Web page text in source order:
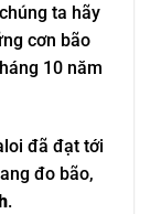
NHẤT
ta hãy
cơn bão
10 năm
đã đạt tới
đo bão,
.